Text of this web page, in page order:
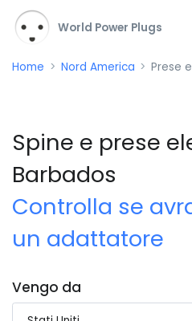
World Power Plugs
Home Nord America Prese
Spine e prese
Barbados
Controlla se
un adattatore
Vengo da